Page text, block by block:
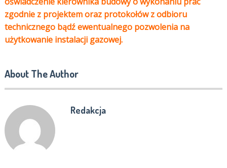
zgodnie z projektem oraz protokołów z odbioru
technicznego bądź ewentualnego pozwolenia na
użytkowanie instalacji gazowej.
About The Author
Redakcja